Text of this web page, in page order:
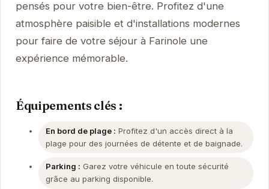
pensés pour votre bien-être. Profitez d'une
atmosphère paisible et d'installations modernes
pour faire de votre séjour à Farinole une
expérience mémorable.
Équipements clés :
En bord de plage : Profitez d'un accès direct à la
plage pour des journées de détente et de baignade.
Parking : Garez votre véhicule en toute sécurité
grâce au parking disponible.